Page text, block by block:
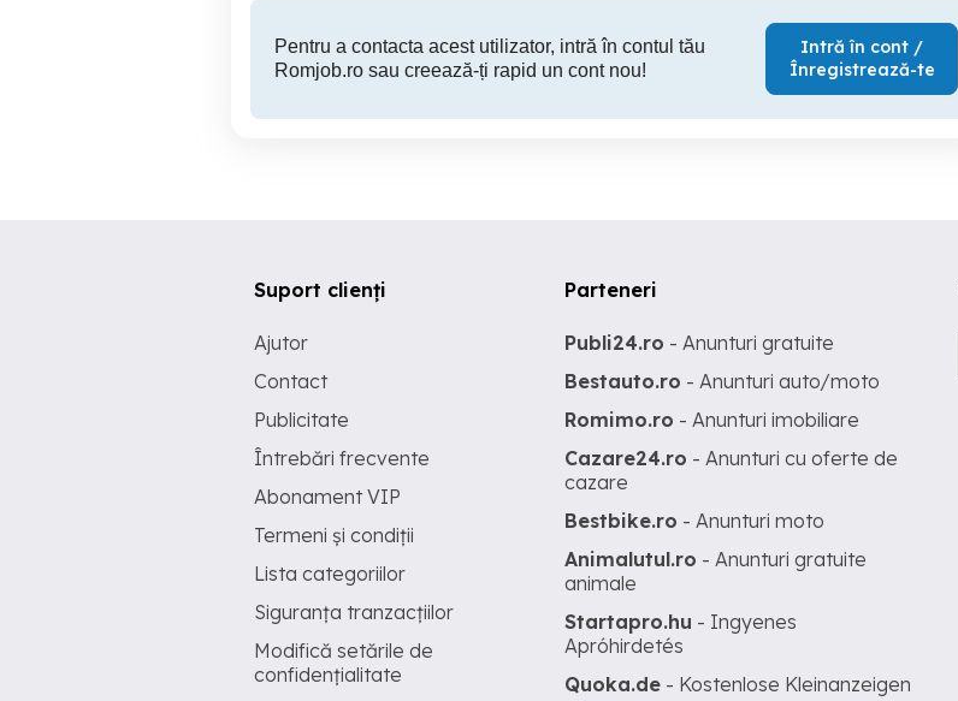
Pentru a contacta acest utilizator, intră în contul tău
Romjob.ro sau creează-ți rapid un cont nou!
Intră în cont /
Înregistrează-te
Suport clienți
Ajutor
Contact
Publicitate
Întrebări frecvente
Abonament VIP
Termeni și condiții
Lista categoriilor
Siguranța tranzacțiilor
Modifică setările de
confidențialitate
Parteneri
Publi24.ro - Anunturi gratuite
Bestauto.ro - Anunturi auto/moto
Romimo.ro - Anunturi imobiliare
Cazare24.ro - Anunturi cu oferte de
cazare
Bestbike.ro - Anunturi moto
Animalutul.ro - Anunturi gratuite
animale
Startapro.hu - Ingyenes
Apróhirdetés
Quoka.de - Kostenlose Kleinanzeigen